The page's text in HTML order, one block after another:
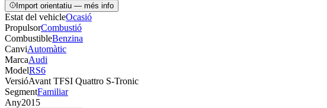
Import orientatiu — més info
Estat del vehicleOcasió
PropulsorCombustió
CombustibleBenzina
CanviAutomàtic
MarcaAudi
ModelRS6
VersióAvant TFSI Quattro S-Tronic
SegmentFamiliar
Any2015